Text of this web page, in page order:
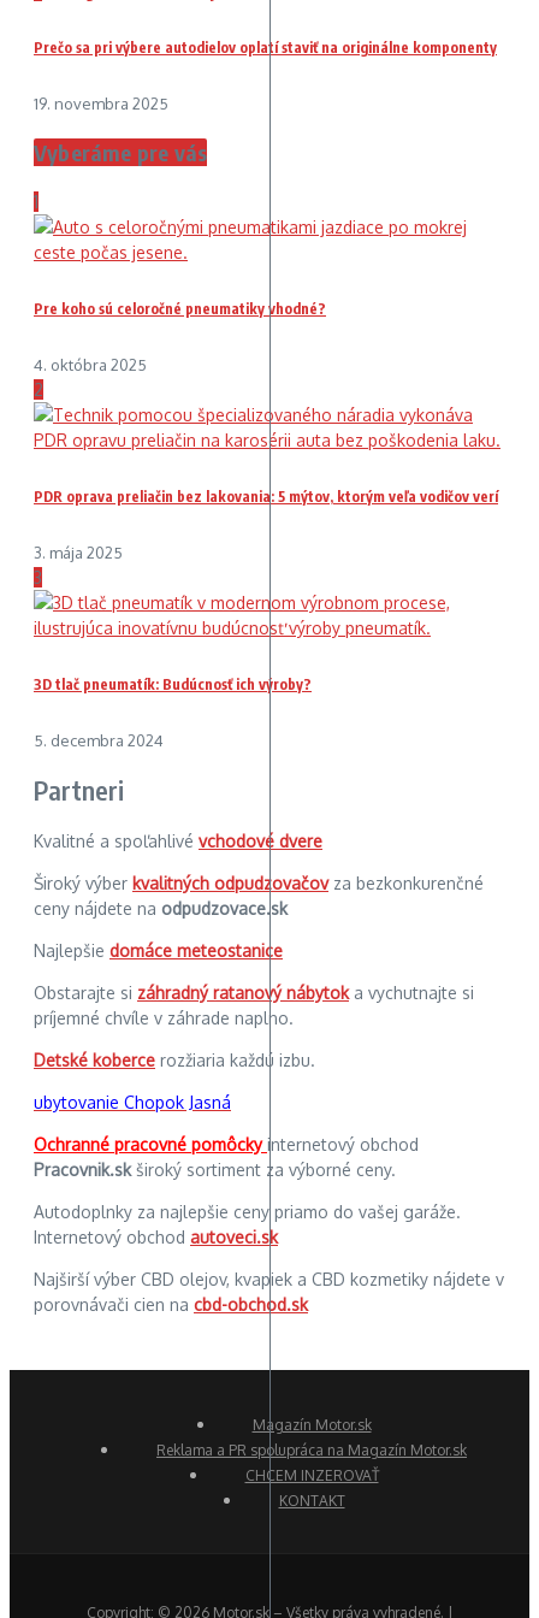
Prečo sa pri výbere autodielov oplatí staviť na originálne komponenty
19. novembra 2025
Vyberáme pre vás
1
Pre koho sú celoročné pneumatiky vhodné?
4. októbra 2025
2
PDR oprava preliačin bez lakovania: 5 mýtov, ktorým veľa vodičov verí
3. mája 2025
3
3D tlač pneumatík: Budúcnosť ich výroby?
5. decembra 2024
Partneri
Kvalitné a spoľahlivé vchodové dvere
Široký výber kvalitných odpudzovačovza bezkonkurenčné
ceny nájdete na odpudzovace.sk
Najlepšie domáce meteostanice
Obstarajte si záhradný ratanový nábytoka vychutnajte si
príjemné chvíle v záhrade naplno.
Detské koberce rozžiaria každú izbu.
ubytovanie Chopok Jasná
Ochranné pracovné pomôckyinternetový obchod
Pracovnik.skširoký sortiment za výborné ceny.
Autodoplnky za najlepšie ceny priamo do vašej garáže.
Internetový obchod autoveci.sk
Najširší výber CBD olejov, kvapiek a CBD kozmetiky nájdete v
porovnávači cien na cbd-obchod.sk
Magazín Motor.sk
Reklama a PR spolupráca na Magazín Motor.sk
CHCEM INZEROVAŤ
KONTAKT
Copyright: © 2026 Motor.sk – Všetky práva vyhradené. |